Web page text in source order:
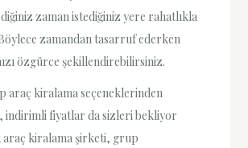
zaman istediğiniz yere rahatlıkla
zamandan tasarruf ederken
özgürce şekillendirebilirsiniz.
araç kiralama seçeneklerinden
indirimli fiyatlar da sizleri bekliyor
araç kiralama şirketi, grup